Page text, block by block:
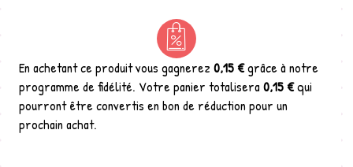
En achetant ce produit vous gagnerez 0,15 €grâce à notre
programme de fidélité. Votre panier totalisera 0,15 €qui
pourront être convertis en bon de réduction pour un
prochain achat.